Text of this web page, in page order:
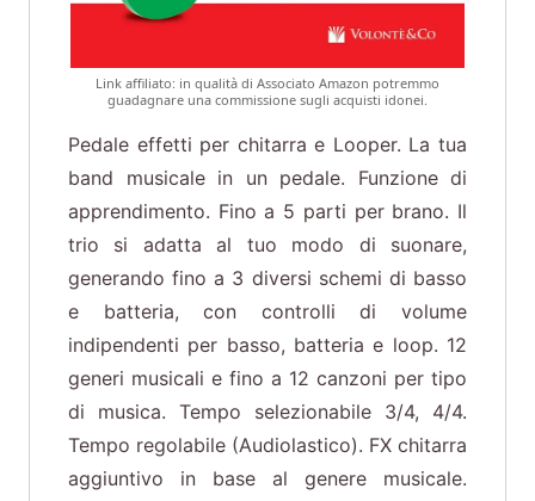
Link affiliato: in qualità di Associato Amazon potremmo
guadagnare una commissione sugli acquisti idonei.
Pedale effetti per chitarra e Looper. La tua
band musicale in un pedale. Funzione di
apprendimento. Fino a 5 parti per brano. Il
trio si adatta al tuo modo di suonare,
generando fino a 3 diversi schemi di basso
e batteria, con controlli di volume
indipendenti per basso, batteria e loop. 12
generi musicali e fino a 12 canzoni per tipo
di musica. Tempo selezionabile 3/4, 4/4.
Tempo regolabile (Audiolastico). FX chitarra
aggiuntivo in base al genere musicale.